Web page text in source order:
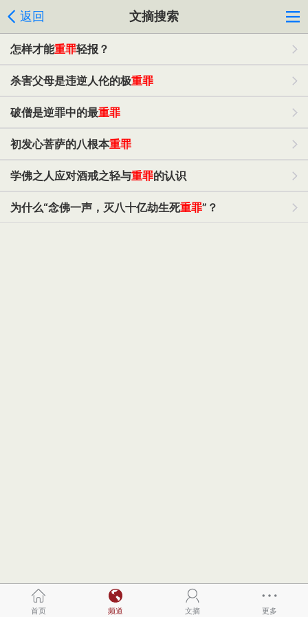
返回 文摘搜索
怎样才能重罪轻报？
杀害父母是违逆人伦的极重罪
破僧是逆罪中的最重罪
初发心菩萨的八根本重罪
学佛之人应对酒戒之轻与重罪的认识
为什么“念佛一声，灭八十亿劫生死重罪”？
首页 频道 文摘 更多